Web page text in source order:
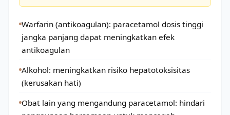
Warfarin (antikoagulan): paracetamol dosis tinggi
jangka panjang dapat meningkatkan efek
antikoagulan
Alkohol: meningkatkan risiko hepatotoksisitas
(kerusakan hati)
Obat lain yang mengandung paracetamol: hindari